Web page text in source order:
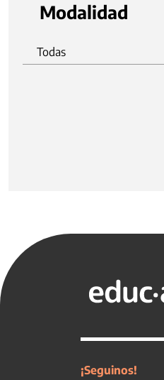
Modalidad
Todas
¡Seguinos!